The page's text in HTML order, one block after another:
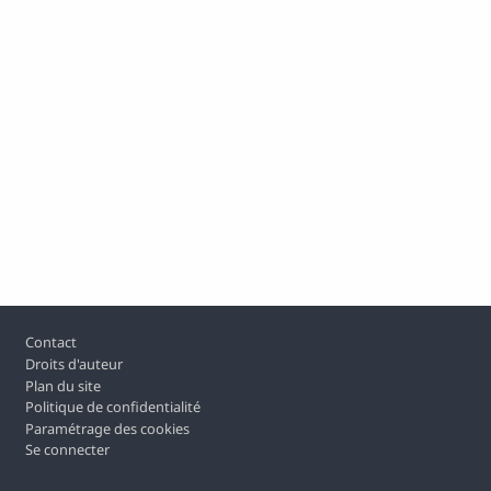
Pied de page
Contact
Droits d'auteur
Plan du site
Politique de confidentialité
Paramétrage des cookies
Se connecter